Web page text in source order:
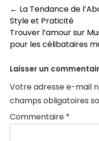
Navigation
des
articles
← La Tendance de
Style et Praticité
Trouver l’amour sur
pour les célibataires
Laisser un
Votre adresse e-mail
champs obligatoires
Commentaire *